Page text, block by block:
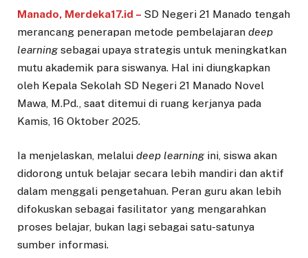
Manado, Merdeka17.id – SD Negeri 21 Manado tengah
merancang penerapan metode pembelajaran deep
learningsebagai upaya strategis untuk meningkatkan
mutu akademik para siswanya. Hal ini diungkapkan
oleh Kepala Sekolah SD Negeri 21 Manado Novel
Mawa, M.Pd., saat ditemui di ruang kerjanya pada
Kamis, 16 Oktober 2025.
Ia menjelaskan, melalui deep learningini, siswa akan
didorong untuk belajar secara lebih mandiri dan aktif
dalam menggali pengetahuan. Peran guru akan lebih
difokuskan sebagai fasilitator yang mengarahkan
proses belajar, bukan lagi sebagai satu-satunya
sumber informasi.